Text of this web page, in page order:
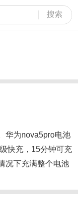
搜索
华为nova5pro电池
快充，15分钟可充
况下充满整个电池